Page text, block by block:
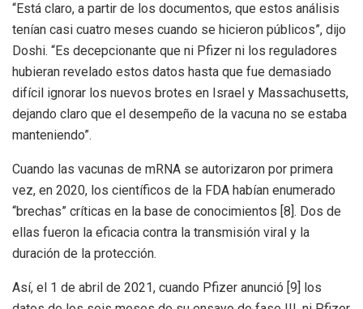
“Está claro, a partir de los documentos, que estos análisis
tenían casi cuatro meses cuando se hicieron públicos”, dijo
Doshi. “Es decepcionante que ni Pfizer ni los reguladores
hubieran revelado estos datos hasta que fue demasiado
difícil ignorar los nuevos brotes en Israel y Massachusetts,
dejando claro que el desempeño de la vacuna no se estaba
manteniendo”.
Cuando las vacunas de mRNA se autorizaron por primera
vez, en 2020, los científicos de la FDA habían enumerado
“brechas” críticas en la base de conocimientos [8]. Dos de
ellas fueron la eficacia contra la transmisión viral y la
duración de la protección.
Así, el 1 de abril de 2021, cuando Pfizer anunció [9] los